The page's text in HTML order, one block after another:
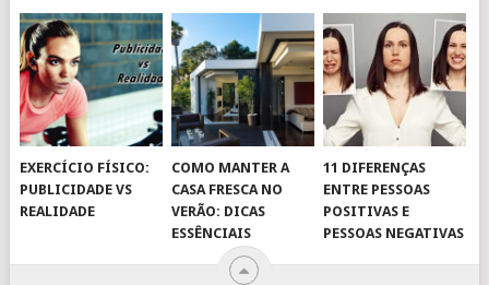
EXERCÍCIO FÍSICO:
PUBLICIDADE VS
REALIDADE
COMO MANTER A
CASA FRESCA NO
VERÃO: DICAS
ESSÊNCIAIS
11 DIFERENÇAS
ENTRE PESSOAS
POSITIVAS E
PESSOAS NEGATIVAS